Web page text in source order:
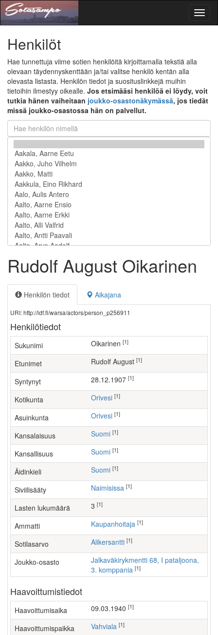
Henkilöt
Hae tunnettuja viime sotien henkilöitä kirjoittamalla tekstiä alla
olevaan täydennyskenttään ja/tai valitse henkilö kentän alla
olevasta listasta. Henkilön tiedot ja suosituslinkkejä muihin
tietoihin ilmestyy oikealle. Jos etsimääsi henkilöä ei löydy, voit
tutkia hänen vaiheitaan joukko-osastonäkymässä, jos tiedät
missä joukko-osastossa hän on palvellut.
Rudolf August Oikarinen
Henkilön tiedot Aikajana
URI: http://ldf.fi/warsa/actors/person_p256911
Henkilötiedot
Sukunimi Oikarinen [1]
Etunimet Rudolf August [1]
Syntynyt 28.12.1907 [1]
Kotikunta Orivesi [1]
Asuinkunta Orivesi [1]
Kansalaisuus Suomi [1]
Kansallisuus Suomi [1]
Äidinkieli Suomi [1]
Siviilisääty Naimisissa [1]
Lasten lukumäärä [1]
Ammatti kaupanhoitaja [1]
Sotilasarvo Alikersantti [1]
Joukko-osasto
Jalkaväkirykmentti 68, I pataljoona,
3. komppania [1]
Haavoittumistiedot
Haavoittumisaika 09.03.1940 [1]
Haavoittumispaikka Vahviala [1]